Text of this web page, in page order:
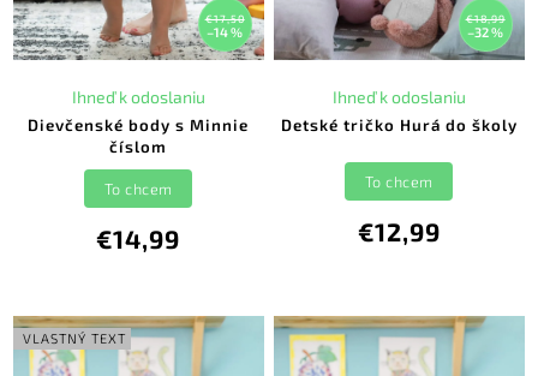
€17,50
–14 %
Dievčenské body s Minnie
číslom
Ihneď k odoslaniu
€14,99
To chcem
€18,99
–32 %
Detské tričko Hurá do školy
Ihneď k odoslaniu
€12,99
To chcem
VLASTNÝ TEXT